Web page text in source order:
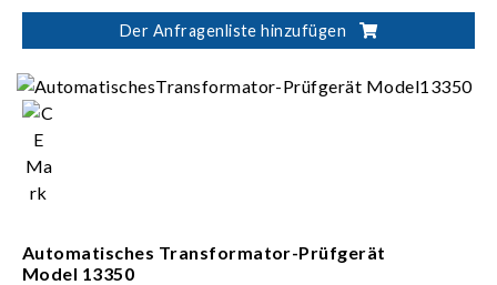
Standard-RS-232-, GPIB- und Handler-
Schnittstelle
Der Anfragenliste hinzufügen
Automatisches Transformator-Prüfgerät
Model 13350